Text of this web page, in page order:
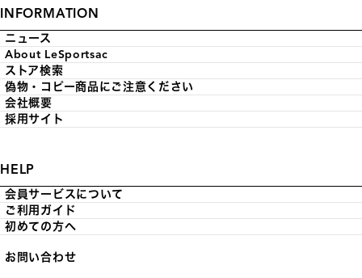
INFORMATION
ニュース
About LeSportsac
ストア検索
偽物・コピー商品にご注意ください
会社概要
採用サイト
HELP
会員サービスについて
ご利用ガイド
初めての方へ
お問い合わせ